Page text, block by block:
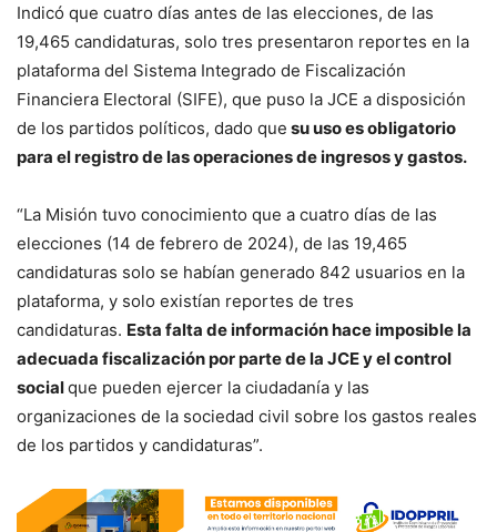
Indicó que cuatro días antes de las elecciones, de las
19,465 candidaturas, solo tres presentaron reportes en la
plataforma del Sistema Integrado de Fiscalización
Financiera Electoral (SIFE), que puso la JCE a disposición
de los partidos políticos, dado que su uso es obligatorio
para el registro de las operaciones de ingresos y gastos.
“La Misión tuvo conocimiento que a cuatro días de las
elecciones (14 de febrero de 2024), de las 19,465
candidaturas solo se habían generado 842 usuarios en la
plataforma, y solo existían reportes de tres
candidaturas. Esta falta de información hace imposible la
adecuada fiscalización por parte de la JCE y el control
socialque pueden ejercer la ciudadanía y las
organizaciones de la sociedad civil sobre los gastos reales
de los partidos y candidaturas”.